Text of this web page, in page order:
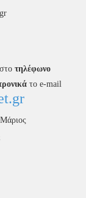
τηλέφωνο
το e-mail